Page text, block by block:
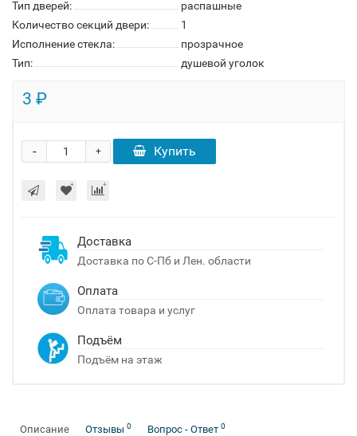
Тип дверей:
распашные
Количество секций двери:
1
Исполнение стекла:
прозрачное
Тип:
душевой уголок
3 ₽
+
- Купить
Доставка
Доставка по С-Пб и Лен. области
Оплата
Оплата товара и услуг
Подъём
Подъём на этаж
Описание Отзывы 0 Вопрос - Ответ 0